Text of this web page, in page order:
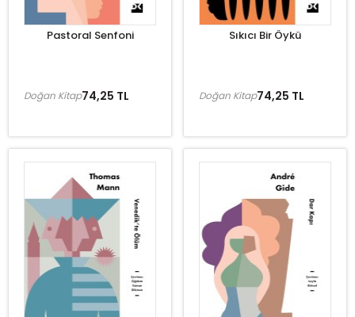
Pastoral Senfoni
74,25 TL
Doğan Kitap
Sıkıcı Bir Öykü
74,25 TL
Doğan Kitap